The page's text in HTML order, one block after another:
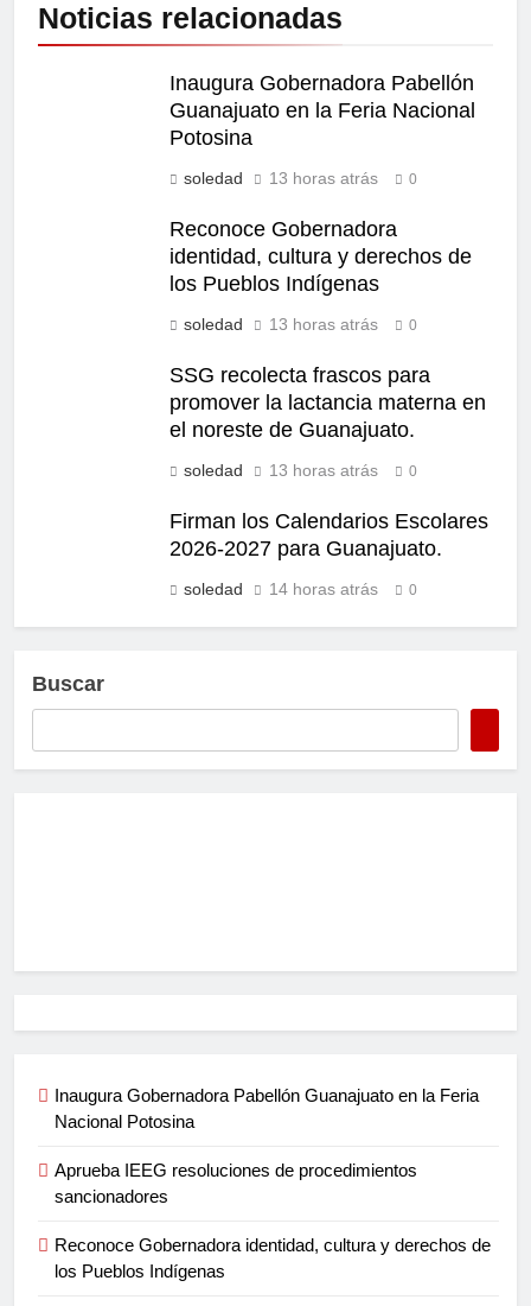
Noticias relacionadas
Inaugura Gobernadora Pabellón
Guanajuato en la Feria Nacional
Potosina
soledad 13 horas atrás 0
Reconoce Gobernadora
identidad, cultura y derechos de
los Pueblos Indígenas
soledad 13 horas atrás 0
SSG recolecta frascos para
promover la lactancia materna en
el noreste de Guanajuato.
soledad 13 horas atrás 0
Firman los Calendarios Escolares
2026-2027 para Guanajuato.
soledad 14 horas atrás 0
Buscar
Inaugura Gobernadora Pabellón Guanajuato en la Feria
Nacional Potosina
Aprueba IEEG resoluciones de procedimientos
sancionadores
Reconoce Gobernadora identidad, cultura y derechos de
los Pueblos Indígenas